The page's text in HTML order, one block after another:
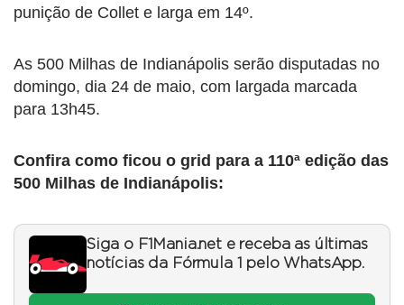
punição de Collet e larga em 14º.
As 500 Milhas de Indianápolis serão disputadas no
domingo, dia 24 de maio, com largada marcada
para 13h45.
Confira como ficou o grid para a 110ª edição das
500 Milhas de Indianápolis:
Siga o F1Mania.net e receba as últimas
notícias da Fórmula 1 pelo WhatsApp.